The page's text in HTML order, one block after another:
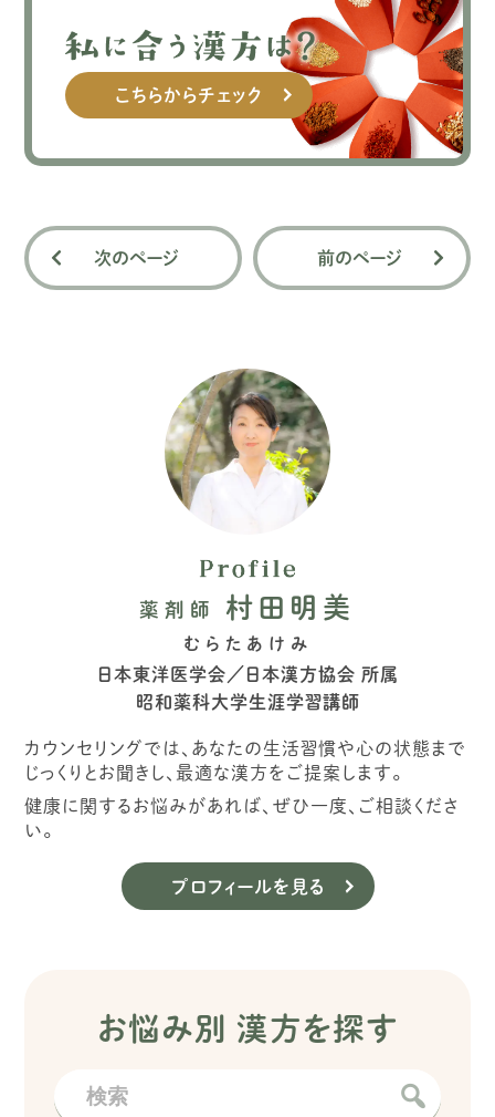
こちらからチェック
次のページ 前のページ
薬剤師 村田明美
むらたあけみ
日本東洋医学会／日本漢方協会 所属
昭和薬科大学生涯学習講師
カウンセリングでは、あなたの生活習慣や心の状態まで
じっくりとお聞きし、最適な漢方をご提案します。
健康に関するお悩みがあれば、ぜひ一度、ご相談くださ
い。
プロフィールを見る
お悩み別 漢方を探す